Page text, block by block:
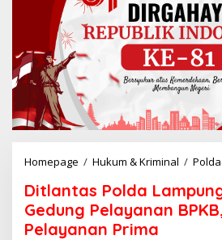
Homepage / Hukum & Kriminal / Polda
Ditlantas Polda
Gedung Pelayanan
Pelayanan Prima